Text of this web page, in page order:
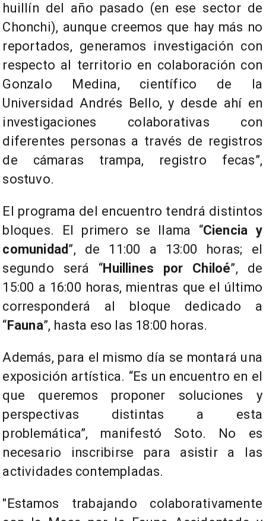
huillín del año pasado (en ese sector de
Chonchi), aunque creemos que hay más no
reportados, generamos investigación con
respecto al territorio en colaboración con
Gonzalo Medina, científico de la
Universidad Andrés Bello, y desde ahí en
investigaciones colaborativas con
diferentes personas a través de registros
de cámaras trampa, registro fecas”,
sostuvo.
El programa del encuentro tendrá distintos
bloques. El primero se llama “Ciencia y
comunidad”, de 11:00 a 13:00 horas; el
segundo será “Huillines por Chiloé”, de
15:00 a 16:00 horas, mientras que el último
corresponderá al bloque dedicado a
“Fauna”, hasta eso las 18:00 horas.
Además, para el mismo día se montará una
exposición artística. “Es un encuentro en el
que queremos proponer soluciones y
perspectivas distintas a esta
problemática”, manifestó Soto. No es
necesario inscribirse para asistir a las
actividades contempladas.
"Estamos trabajando colaborativamente